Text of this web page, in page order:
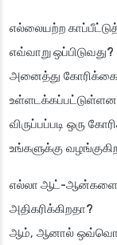
எல்லையற்ற
எவ்வாறு ஒப்பிடுவது?
அனைத்து
விருப்பப்படி ஒரு
உங்களுக்கு
எல்லா ஆட்-
அதிகரிக்கிறதா?
ஆம், ஆனால்